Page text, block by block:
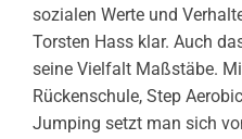
sozialen Werte und
Torsten Hass klar. Auch
seine Vielfalt Maßstäbe.
Rückenschule, Step
Jumping setzt man sich